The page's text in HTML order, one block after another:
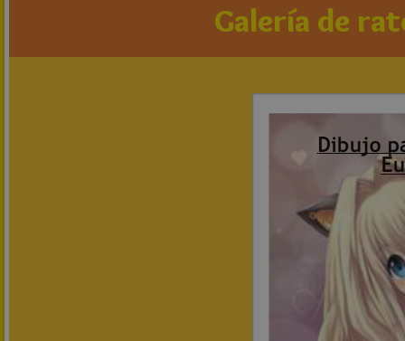
Galería de